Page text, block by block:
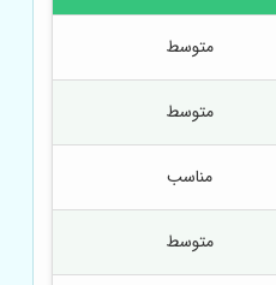
متوسط
متوسط
مناسب
متوسط